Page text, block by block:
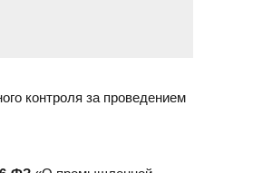
ул. Коммунистическая, д. 35, кор.
контроля за проведением